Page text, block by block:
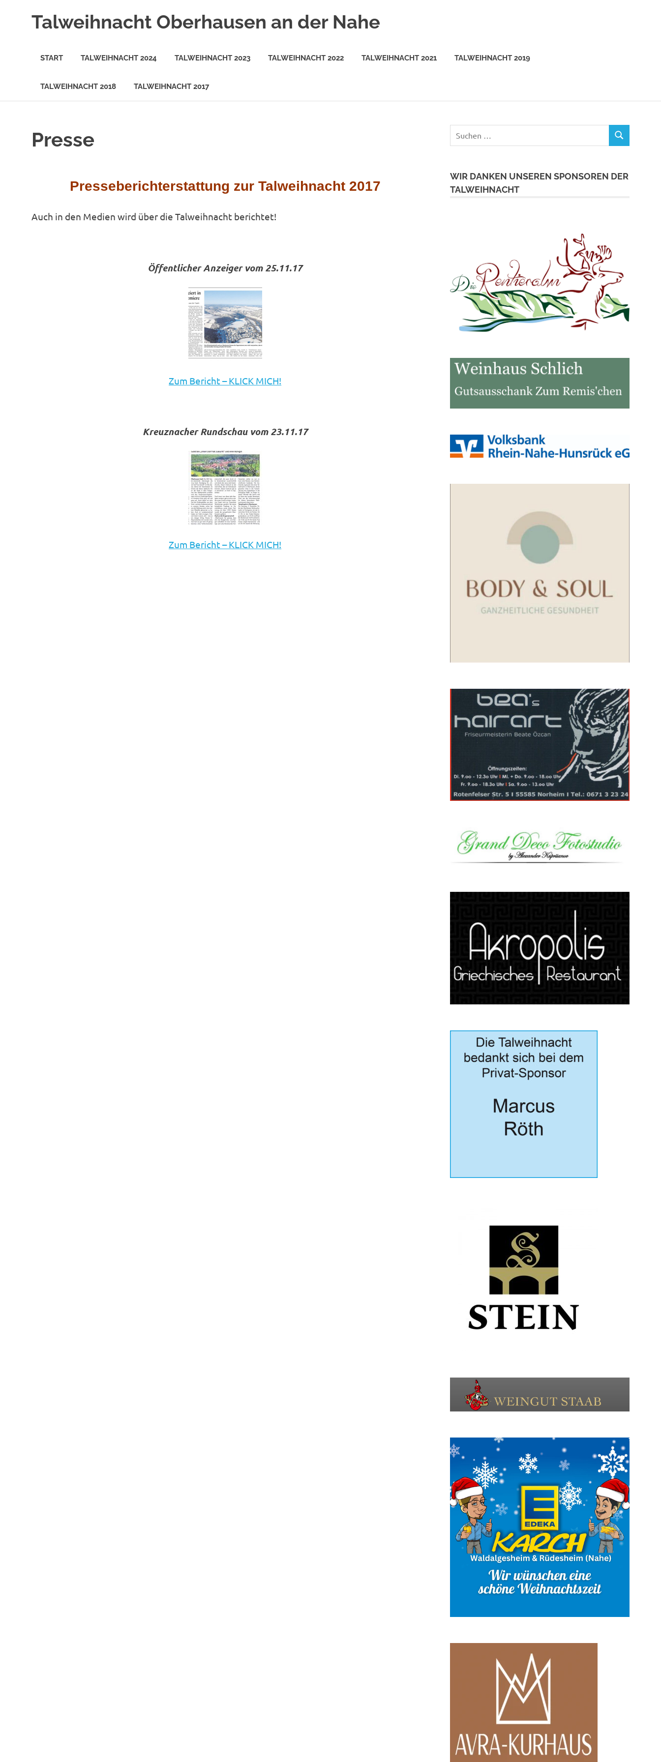
Talweihnacht Oberhausen an der Nahe
START TALWEIHNACHT 2024 TALWEIHNACHT 2023 TALWEIHNACHT 2022 TALWEIHNACHT 2021 TALWEIHNACHT 2019
TALWEIHNACHT 2018 TALWEIHNACHT 2017
Presse
Presseberichterstattung zur Talweihnacht 2017
Auch in den Medien wird über die Talweihnacht berichtet!
Öffentlicher Anzeiger vom 25.11.17
Zum Bericht – KLICK MICH!
Kreuznacher Rundschau vom 23.11.17
Zum Bericht – KLICK MICH!
Suchen
SUCHEN
WIR DANKEN UNSEREN SPONSOREN DER
TALWEIHNACHT